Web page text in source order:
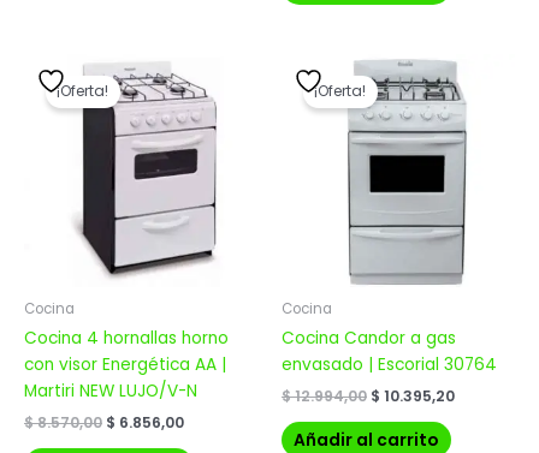
¡Oferta!
Cocina
Cocina 4 hornallas horno
con visor Energética AA |
Martiri NEW LUJO/V-N
$8.570,00
El
precio
original
era:
$ 8.570,00.
$ 6.856,00
precio
actual
es:
$ 6.856,00.
¡Oferta!
Cocina
Cocina Candor a gas
envasado | Escorial 30764
$12.994,00
El
precio
original
era:
$ 12.994,00.
$ 10.395,20
El
precio
actual
es:
$
Añadir al carrito